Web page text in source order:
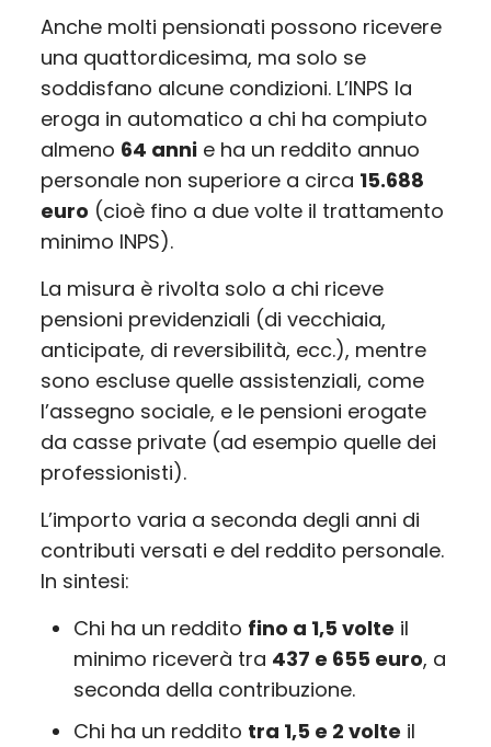
Anche molti pensionati possono ricevere
una quattordicesima, ma solo se
soddisfano alcune condizioni. L’INPS la
eroga in automatico a chi ha compiuto
almeno 64 annie ha un reddito annuo
personale non superiore a circa 15.688
euro (cioè fino a due volte il trattamento
minimo INPS).
La misura è rivolta solo a chi riceve
pensioni previdenziali (di vecchiaia,
anticipate, di reversibilità, ecc.), mentre
sono escluse quelle assistenziali, come
l’assegno sociale, e le pensioni erogate
da casse private (ad esempio quelle dei
professionisti).
L’importo varia a seconda degli anni di
contributi versati e del reddito personale.
In sintesi:
Chi ha un reddito fino a 1,5 volte il
minimo riceverà tra 437 e 655 euro, a
seconda della contribuzione.
Chi ha un reddito tra 1,5 e 2 volte il